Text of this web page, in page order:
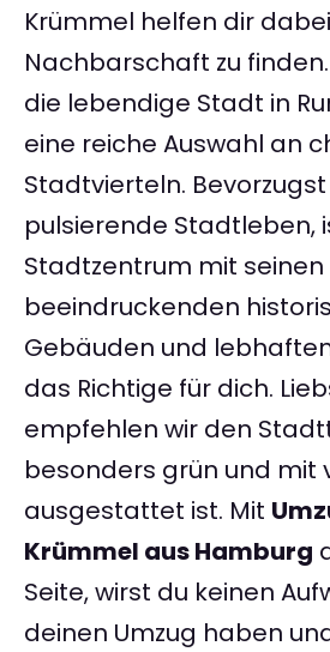
Krümmel helfen dir
Nachbarschaft zu
die lebendige Stadt in
eine reiche Auswahl an
Stadtvierteln.
pulsierende Stadtleben,
Stadtzentrum mit seinen
beeindruckenden
Gebäuden und
das Richtige für dich.
empfehlen wir den
besonders grün und mit
ausgestattet ist. Mit
Krümmel aus Hamburg
Seite, wirst du keinen
deinen Umzug haben